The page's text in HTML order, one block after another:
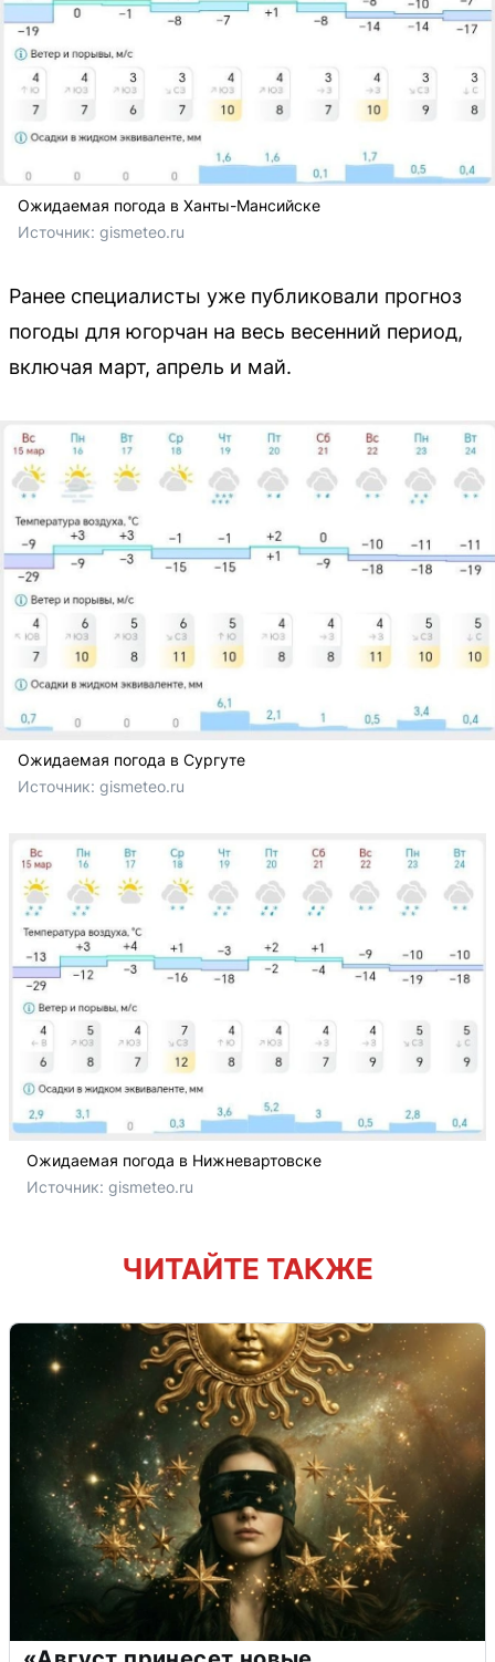
Ожидаемая погода в Ханты-Мансийске
Источник: gismeteo.ru
Ранее специалисты уже публиковали прогноз
погоды для югорчан на весь весенний период,
включая март, апрель и май.
Ожидаемая погода в Сургуте
Источник: gismeteo.ru
Ожидаемая погода в Нижневартовске
Источник: gismeteo.ru
ЧИТАЙТЕ ТАКЖЕ